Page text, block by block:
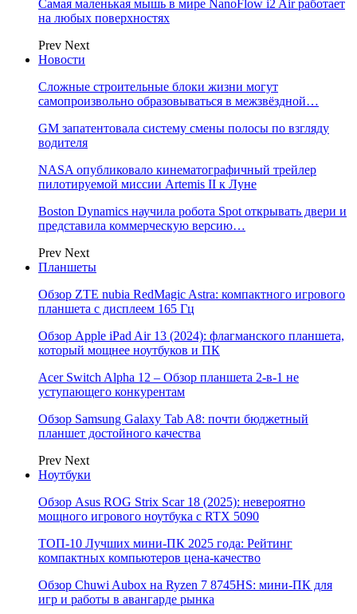
Самая маленькая мышь в мире NanoFlow i2 Air работает
на любых поверхностях
Prev Next
Новости
Сложные строительные блоки жизни могут
самопроизвольно образовываться в межзвёздной…
GM запатентовала систему смены полосы по взгляду
водителя
NASA опубликовало кинематографичный трейлер
пилотируемой миссии Artemis II к Луне
Boston Dynamics научила робота Spot открывать двери и
представила коммерческую версию…
Prev Next
Планшеты
Обзор ZTE nubia RedMagic Astra: компактного игрового
планшета с дисплеем 165 Гц
Обзор Apple iPad Air 13 (2024): флагманского планшета,
который мощнее ноутбуков и ПК
Acer Switch Alpha 12 – Обзор планшета 2-в-1 не
уступающего конкурентам
Обзор Samsung Galaxy Tab A8: почти бюджетный
планшет достойного качества
Prev Next
Ноутбуки
Обзор Asus ROG Strix Scar 18 (2025): невероятно
мощного игрового ноутбука с RTX 5090
ТОП-10 Лучших мини-ПК 2025 года: Рейтинг
компактных компьютеров цена-качество
Обзор Chuwi Aubox на Ryzen 7 8745HS: мини-ПК для
игр и работы в авангарде рынка